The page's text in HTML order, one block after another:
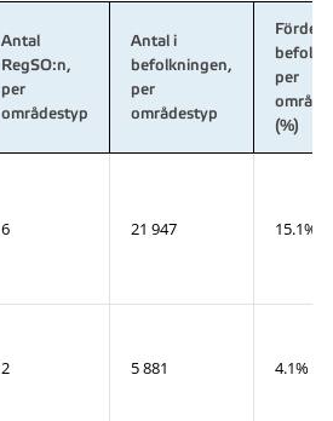
Antal
RegSO:n,
per
områdestyp
Antal i
befolkningen,
per
områdestyp
per
(%)
6 21 947 15.1%
2 5 881 4.1%